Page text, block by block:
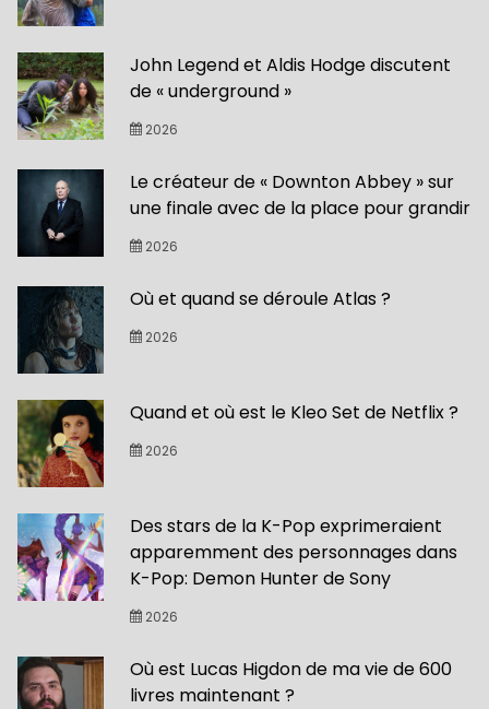
John Legend et Aldis Hodge discutent
de « underground »
2026
Le créateur de « Downton Abbey » sur
une finale avec de la place pour grandir
2026
Où et quand se déroule Atlas ?
2026
Quand et où est le Kleo Set de Netflix ?
2026
Des stars de la K-Pop exprimeraient
apparemment des personnages dans
K-Pop: Demon Hunter de Sony
2026
Où est Lucas Higdon de ma vie de 600
livres maintenant ?